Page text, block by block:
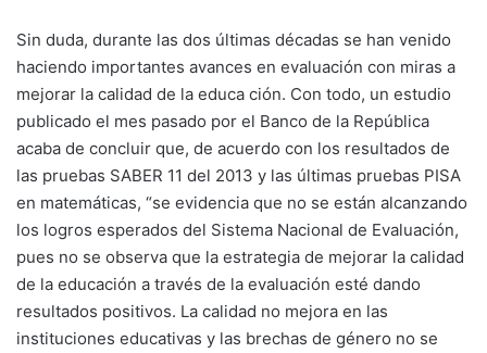
Sin duda, durante las dos últimas décadas se han venido
haciendo importantes avances en evaluación con miras a
mejorar la calidad de la educa ción. Con todo, un estudio
publicado el mes pasado por el Banco de la República
acaba de concluir que, de acuerdo con los resultados de
las pruebas SABER 11 del 2013 y las últimas pruebas PISA
en matemáticas, “se evidencia que no se están alcanzando
los logros esperados del Sistema Nacional de Evaluación,
pues no se observa que la estrategia de mejorar la calidad
de la educación a través de la evaluación esté dando
resultados positivos. La calidad no mejora en las
instituciones educativas y las brechas de género no se